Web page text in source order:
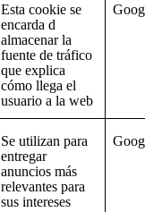
Esta cookie se
encarda d
almacenar la
fuente de tráfico
que explica
cómo llega el
usuario a la web
Se utilizan para
entregar
anuncios más
relevantes para
sus intereses